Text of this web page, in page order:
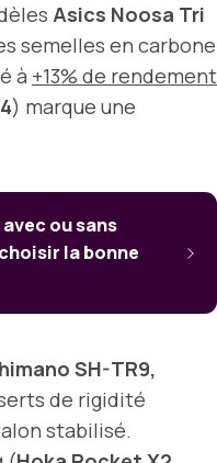
Asics Noosa Tri
semelles en carbone
à +13% de rendement
) marque une
ou sans
la bonne
SH-TR9,
de rigidité
stabilisé.